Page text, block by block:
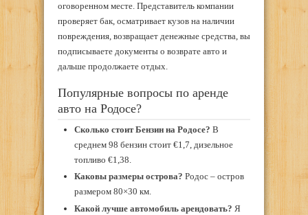
оговоренном месте. Представитель компании
проверяет бак, осматривает кузов на наличии
повреждения, возвращает денежные средства, вы
подписываете документы о возврате авто и
дальше продолжаете отдых.
Популярные вопросы по аренде
авто на Родосе?
Сколько стоит Бензин на Родосе? В
среднем 98 бензин стоит €1,7, дизельное
топливо €1,38.
Каковы размеры острова? Родос – остров
размером 80×30 км.
Какой лучше автомобиль арендовать? Я